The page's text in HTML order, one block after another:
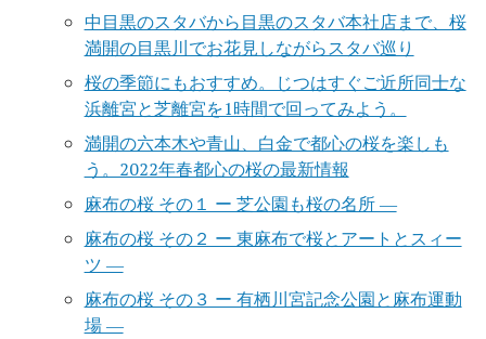
中目黒のスタバから目黒のスタバ本社店まで、桜
満開の目黒川でお花見しながらスタバ巡り
桜の季節にもおすすめ。じつはすぐご近所同士な
浜離宮と芝離宮を1時間で回ってみよう。
満開の六本木や青山、白金で都心の桜を楽しも
う。2022年春都心の桜の最新情報
麻布の桜 その１ ー 芝公園も桜の名所 ―
麻布の桜 その２ ー 東麻布で桜とアートとスィー
ツ ―
麻布の桜 その３ ー 有栖川宮記念公園と麻布運動
場 ―